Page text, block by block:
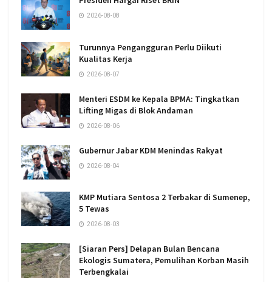
2026-08-08
Turunnya Pengangguran Perlu Diikuti
Kualitas Kerja
2026-08-07
Menteri ESDM ke Kepala BPMA: Tingkatkan
Lifting Migas di Blok Andaman
2026-08-06
Gubernur Jabar KDM Menindas Rakyat
2026-08-04
KMP Mutiara Sentosa 2 Terbakar di Sumenep,
5 Tewas
2026-08-03
[Siaran Pers] Delapan Bulan Bencana
Ekologis Sumatera, Pemulihan Korban Masih
Terbengkalai